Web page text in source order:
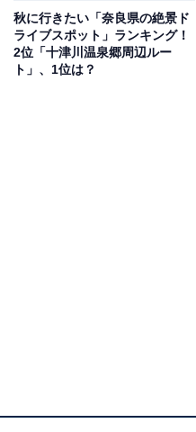
秋に行きたい「奈良県の絶景ド
ライブスポット」ランキング！
2位「十津川温泉郷周辺ルー
ト」、1位は？